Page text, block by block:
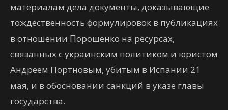
материалам дела документы, доказывающие
тождественность формулировок в публикациях
в отношении Порошенко на ресурсах,
связанных с украинским политиком и юристом
Андреем Портновым, убитым в Испании 21
мая, и в обосновании санкций в указе главы
государства.